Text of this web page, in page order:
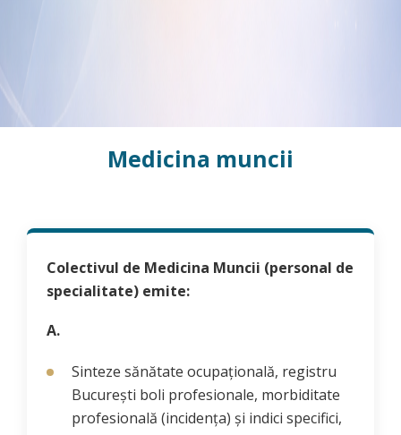
Medicina muncii
Colectivul de Medicina Muncii (personal de
specialitate) emite:
A.
Sinteze sănătate ocupațională, registru
București boli profesionale, morbiditate
profesională (incidența) și indici specifici,